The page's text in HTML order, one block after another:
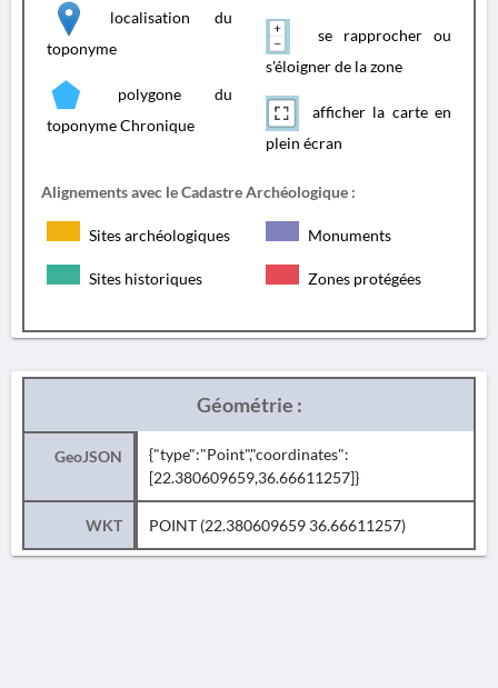
localisation du
toponyme
polygone du
toponyme Chronique
se rapprocher ou
s'éloigner de la zone
afficher la carte en
plein écran
Alignements avec le Cadastre Archéologique :
Sites archéologiques Monuments
Sites historiques Zones protégées
Géométrie :
GeoJSON
{"type":"Point","coordinates":
[22.380609659,36.66611257]}
WKT POINT (22.380609659 36.66611257)